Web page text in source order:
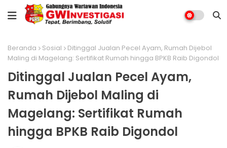
Beranda Sosial
Ditinggal Jualan Pecel Ayam, Rumah Dijebol
Maling di Magelang: Sertifikat Rumah hingga BPKB Raib Digondol
Ditinggal Jualan Pecel Ayam,
Rumah Dijebol Maling di
Magelang: Sertifikat Rumah
hingga BPKB Raib Digondol